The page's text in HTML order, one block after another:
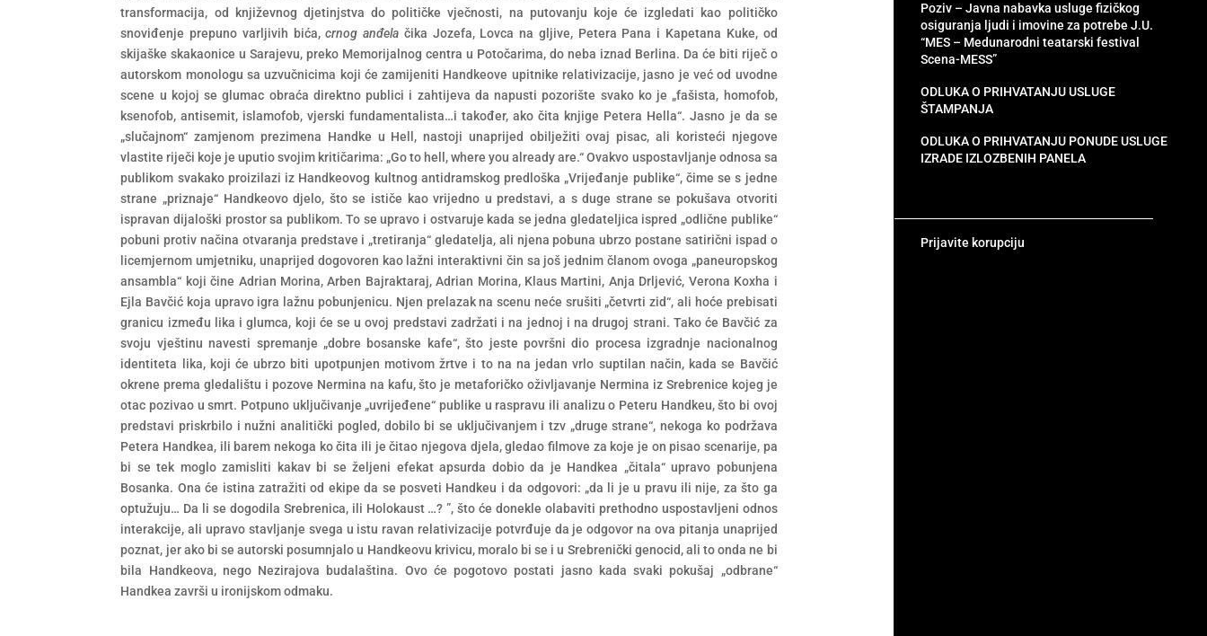
transformacija, od književnog djetinjstva do političke vječnosti, na putovanju koje će izgledati kao političko
snoviđenje prepuno varljivih bića,crnog anđela čika Jozefa, Lovca na gljive, Petera Pana i Kapetana Kuke, od
skijaške skakaonice u Sarajevu, preko Memorijalnog centra u Potočarima, do neba iznad Berlina. Da će biti riječ o
autorskom monologu sa uzvučnicima koji će zamijeniti Handkeove upitnike relativizacije, jasno je već od uvodne
scene u kojoj se glumac obraća direktno publici i zahtijeva da napusti pozorište svako ko je „fašista, homofob,
ksenofob, antisemit, islamofob, vjerski fundamentalista…i također, ako čita knjige Petera Hella“. Jasno je da se
„slučajnom“ zamjenom prezimena Handke u Hell, nastoji unaprijed obilježiti ovaj pisac, ali koristeći njegove
vlastite riječi koje je uputio svojim kritičarima: „Go to hell, where you already are.“ Ovakvo uspostavljanje odnosa sa
publikom svakako proizilazi iz Handkeovog kultnog antidramskog predloška „Vrijeđanje publike“, čime se s jedne
strane „priznaje“ Handkeovo djelo, što se ističe kao vrijedno u predstavi, a s duge strane se pokušava otvoriti
ispravan dijaloški prostor sa publikom. To se upravo i ostvaruje kada se jedna gledateljica ispred „odlične publike“
pobuni protiv načina otvaranja predstave i „tretiranja“ gledatelja, ali njena pobuna ubrzo postane satirični ispad o
licemjernom umjetniku, unaprijed dogovoren kao lažni interaktivni čin sa još jednim članom ovoga „paneuropskog
ansambla“ koji čine Adrian Morina, Arben Bajraktaraj, Adrian Morina, Klaus Martini, Anja Drljević, Verona Koxha i
Ejla Bavčić koja upravo igra lažnu pobunjenicu. Njen prelazak na scenu neće srušiti „četvrti zid“, ali hoće prebisati
granicu između lika i glumca, koji će se u ovoj predstavi zadržati i na jednoj i na drugoj strani. Tako će Bavčić za
svoju vještinu navesti spremanje „dobre bosanske kafe“, što jeste površni dio procesa izgradnje nacionalnog
identiteta lika, koji će ubrzo biti upotpunjen motivom žrtve i to na na jedan vrlo suptilan način, kada se Bavčić
okrene prema gledalištu i pozove Nermina na kafu, što je metaforičko oživljavanje Nermina iz Srebrenice kojeg je
otac pozivao u smrt. Potpuno uključivanje „uvrijeđene“ publike u raspravu ili analizu o Peteru Handkeu, što bi ovoj
predstavi priskrbilo i nužni analitički pogled, dobilo bi se uključivanjem i tzv „druge strane“, nekoga ko podržava
Petera Handkea, ili barem nekoga ko čita ili je čitao njegova djela, gledao filmove za koje je on pisao scenarije, pa
bi se tek moglo zamisliti kakav bi se željeni efekat apsurda dobio da je Handkea „čitala“ upravo pobunjena
Bosanka. Ona će istina zatražiti od ekipe da se posveti Handkeu i da odgovori: „da li je u pravu ili nije, za što ga
optužuju… Da li se dogodila Srebrenica, ili Holokaust …? ”, što će donekle olabaviti prethodno uspostavljeni odnos
interakcije, ali upravo stavljanje svega u istu ravan relativizacije potvrđuje da je odgovor na ova pitanja unaprijed
poznat, jer ako bi se autorski posumnjalo u Handkeovu krivicu, moralo bi se i u Srebrenički genocid, ali to onda ne bi
bila Handkeova, nego Nezirajova budalaština. Ovo će pogotovo postati jasno kada svaki pokušaj „odbrane“
Handkea završi u ironijskom odmaku.
Poziv – Javna nabavka usluge fizičkog
osiguranja ljudi i imovine za potrebe J.U.
“MES – Medunarodni teatarski festival
Scena-MESS”
ODLUKA O PRIHVATANJU USLUGE
ŠTAMPANJA
ODLUKA O PRIHVATANJU PONUDE USLUGE
IZRADE IZLOZBENIH PANELA
Prijavite korupciju